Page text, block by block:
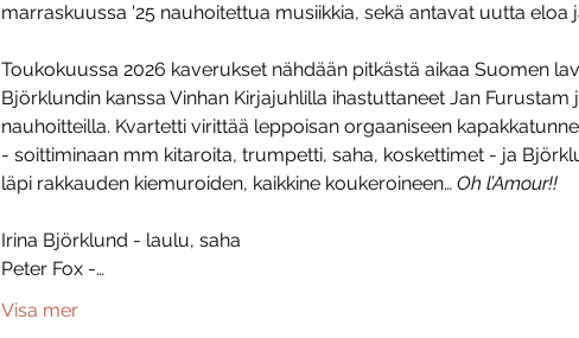
marraskuussa '25 nauhoitettua musiikkia, sekä antavat uutta eloa
Toukokuussa 2026 kaverukset nähdään pitkästä aikaa Suomen
Björklundin kanssa Vinhan Kirjajuhlilla ihastuttaneet Jan
nauhoitteilla. Kvartetti virittää leppoisan orgaaniseen
- soittiminaan mm kitaroita, trumpetti, saha, koskettimet - ja
läpi rakkauden kiemuroiden, kaikkine koukeroineen… Oh l’Amour!!
Irina Björklund - laulu, saha
Peter Fox -…
Visa mer